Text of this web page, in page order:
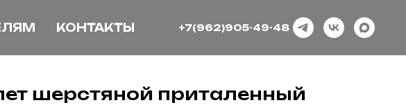
КОНТАКТЫ +7(962)905-49-48
шерстяной приталенный